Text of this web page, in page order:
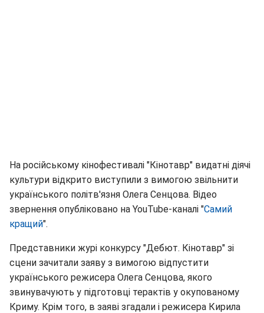
На російському кінофестивалі "Кінотавр" видатні діячі
культури відкрито виступили з вимогою звільнити
українського політв'язня Олега Сенцова. Відео
звернення опубліковано на YouTube-каналі "Самий
кращий".
Представники журі конкурсу "Дебют. Кінотавр" зі
сцени зачитали заяву з вимогою відпустити
українського режисера Олега Сенцова, якого
звинувачують у підготовці терактів у окупованому
Криму. Крім того, в заяві згадали і режисера Кирила